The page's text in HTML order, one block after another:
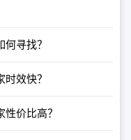
寻找？
效快？
价比高？